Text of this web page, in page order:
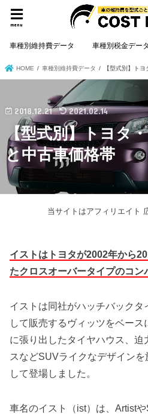
menu
車種別維持費データ 車種別税金データ
HOME 車種別維持費データ 【型式別】ト
2018.12.21 2021.02.14
【型式別】トヨタ
と中古車価格帯
当サイトはアフィリエイト
イストはトヨタが2002年から
たクロスオーバータイプのコン
イストは同社がハッチバックタ
して販売するヴィッツをベー
に張り出したタイヤハウス、迫
スなどSUVライクなデザイン
して登場しました。
車名のイスト（ist）は、Artist